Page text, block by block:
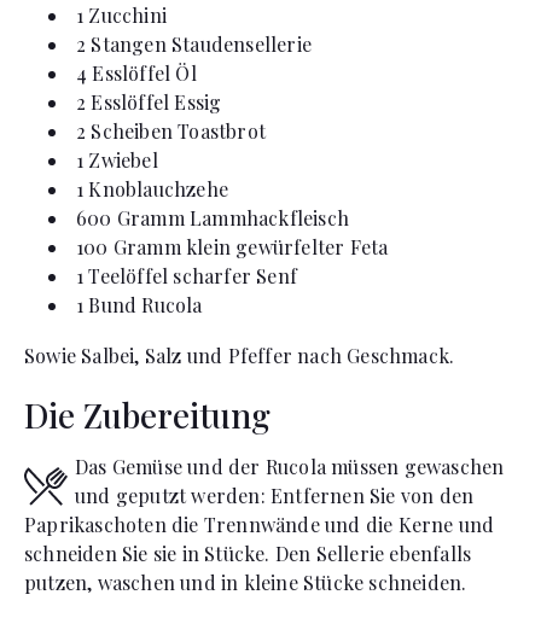
1 Zucchini
2 Stangen Staudensellerie
4 Esslöffel Öl
2 Esslöffel Essig
2 Scheiben Toastbrot
1 Zwiebel
1 Knoblauchzehe
600 Gramm Lammhackfleisch
100 Gramm klein gewürfelter Feta
1 Teelöffel scharfer Senf
1 Bund Rucola
Sowie Salbei, Salz und Pfeffer nach Geschmack.
Die Zubereitung
Das Gemüse und der Rucola müssen gewaschen
und geputzt werden: Entfernen Sie von den
Paprikaschoten die Trennwände und die Kerne und
schneiden Sie sie in Stücke. Den Sellerie ebenfalls
putzen, waschen und in kleine Stücke schneiden.